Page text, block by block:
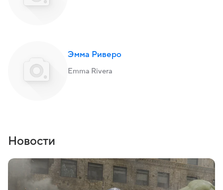
Эмма Риверо
Emma Rivera
Новости